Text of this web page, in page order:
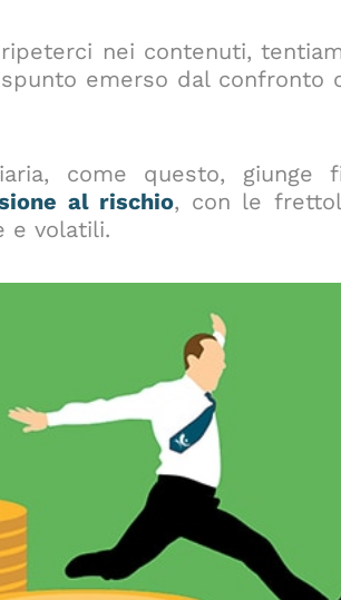
nei contenuti,
emerso dal confronto
come questo, giunge
al rischio, con le
e volatili.